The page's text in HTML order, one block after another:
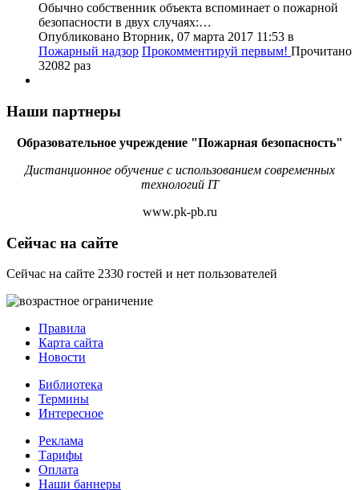
Обычно собственник объекта вспоминает о пожарной
безопасности в двух случаях:…
Опубликовано Вторник, 07 марта 2017 11:53 в
Пожарный надзор Прокомментируй первым! Прочитано
32082 раз
Наши партнеры
Образовательное учреждение "Пожарная безопасность"
Дистанционное обучение с использованием современных
технологий IT
www.pk-pb.ru
Сейчас на сайте
Сейчас на сайте 2330 гостей и нет пользователей
Правила
Карта сайта
Новости
Библиотека
Термины
Интересное
Реклама
Тарифы
Оплата
Наши баннеры